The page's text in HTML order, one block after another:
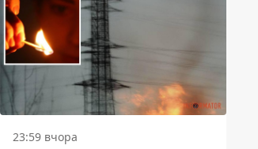
23:59 вчора